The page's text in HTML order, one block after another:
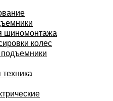
шиномонтажа
колес